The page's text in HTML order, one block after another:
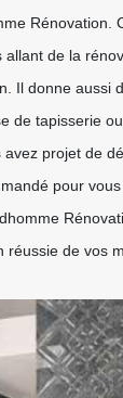
Rénovation.
allant de la
Il donne aussi
de tapisserie
projet de
pour
de vos